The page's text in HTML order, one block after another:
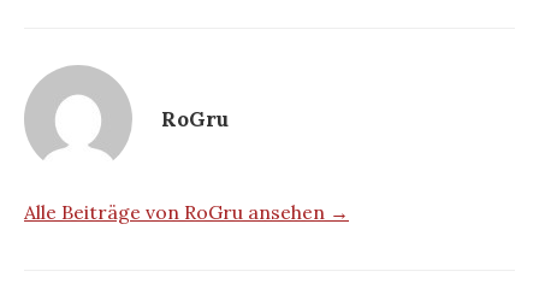
RoGru
Alle Beiträge von RoGru ansehen →